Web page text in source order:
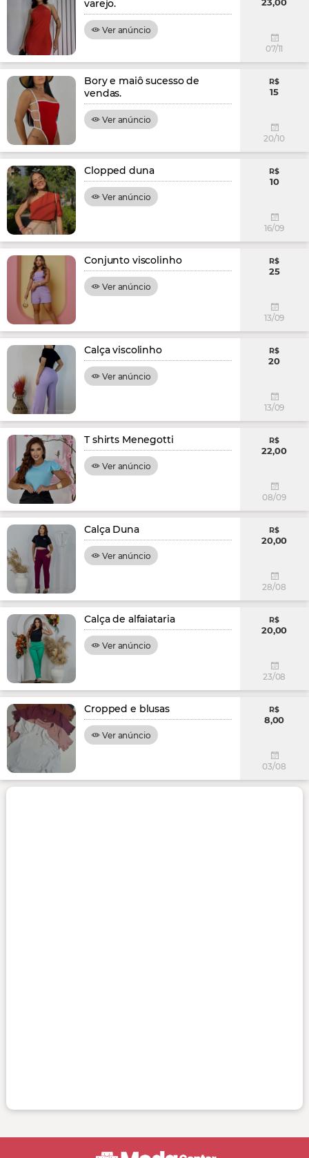
varejo.
Ver anúncio
07/11
Bory e maiô sucesso de
vendas.
Ver anúncio
R$
15
20/10
Clopped duna
Ver anúncio
R$
10
16/09
Conjunto viscolinho
Ver anúncio
R$
25
13/09
Calça viscolinho
Ver anúncio
R$
20
13/09
T shirts Menegotti
Ver anúncio
R$
22,00
08/09
Calça Duna
Ver anúncio
R$
20,00
28/08
Calça de alfaiataria
Ver anúncio
R$
20,00
23/08
Cropped e blusas
Ver anúncio
R$
8,00
03/08